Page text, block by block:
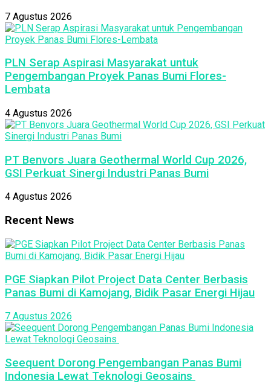
7 Agustus 2026
PLN Serap Aspirasi Masyarakat untuk
Pengembangan Proyek Panas Bumi Flores-
Lembata
4 Agustus 2026
PT Benvors Juara Geothermal World Cup 2026,
GSI Perkuat Sinergi Industri Panas Bumi
4 Agustus 2026
Recent News
PGE Siapkan Pilot Project Data Center Berbasis
Panas Bumi di Kamojang, Bidik Pasar Energi Hijau
7 Agustus 2026
Seequent Dorong Pengembangan Panas Bumi
Indonesia Lewat Teknologi Geosains